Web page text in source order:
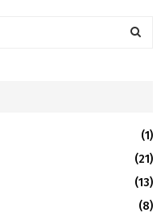
R
(1)
(21)
(13)
(8)